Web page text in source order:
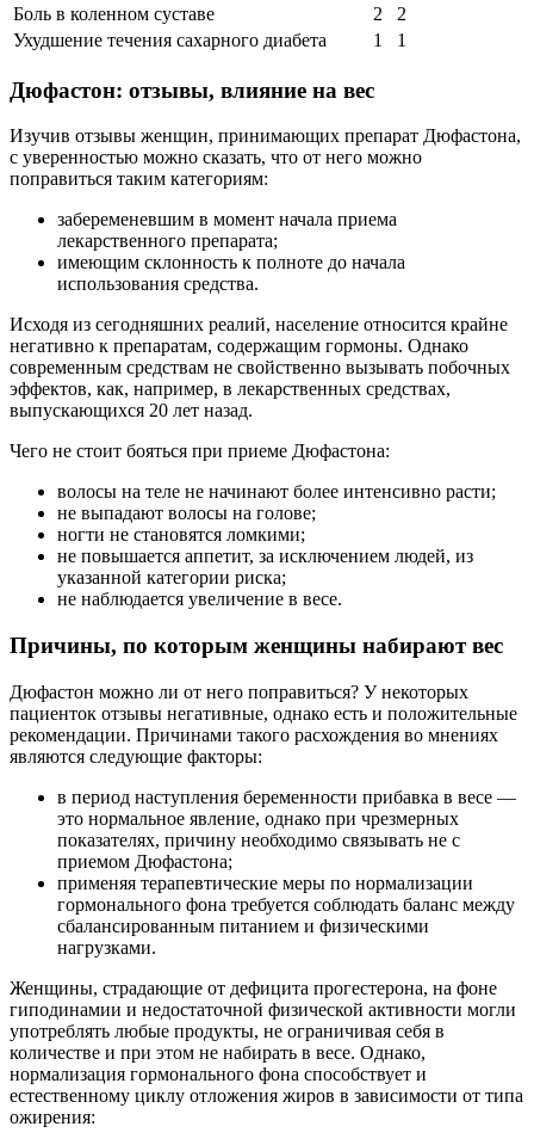
Боль в коленном суставе 2
2
Ухудшение течения сахарного диабета
1 1
Дюфастон: отзывы, влияние на вес
Изучив отзывы женщин, принимающих препарат Дюфастона,
с уверенностью можно сказать, что от него можно
поправиться таким категориям:
забеременевшим в момент начала приема
лекарственного препарата;
имеющим склонность к полноте до начала
использования средства.
Исходя из сегодняшних реалий, население относится крайне
негативно к препаратам, содержащим гормоны. Однако
современным средствам не свойственно вызывать побочных
эффектов, как, например, в лекарственных средствах,
выпускающихся 20 лет назад.
Чего не стоит бояться при приеме Дюфастона:
волосы на теле не начинают более интенсивно расти;
не выпадают волосы на голове;
ногти не становятся ломкими;
не повышается аппетит, за исключением людей, из
указанной категории риска;
не наблюдается увеличение в весе.
Причины, по которым женщины набирают вес
Дюфастон можно ли от него поправиться? У некоторых
пациенток отзывы негативные, однако есть и положительные
рекомендации. Причинами такого расхождения во мнениях
являются следующие факторы:
в период наступления беременности прибавка в весе —
это нормальное явление, однако при чрезмерных
показателях, причину необходимо связывать не с
приемом Дюфастона;
применяя терапевтические меры по нормализации
гормонального фона требуется соблюдать баланс между
сбалансированным питанием и физическими
нагрузками.
Женщины, страдающие от дефицита прогестерона, на фоне
гиподинамии и недостаточной физической активности могли
употреблять любые продукты, не ограничивая себя в
количестве и при этом не набирать в весе. Однако,
нормализация гормонального фона способствует и
естественному циклу отложения жиров в зависимости от типа
ожирения: